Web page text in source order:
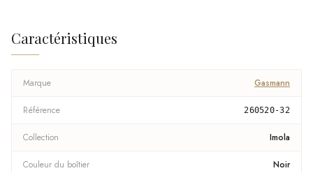
Caractéristiques
Marque Gasmann
Référence 260520-32
Collection Imola
Couleur du boîtier Noir